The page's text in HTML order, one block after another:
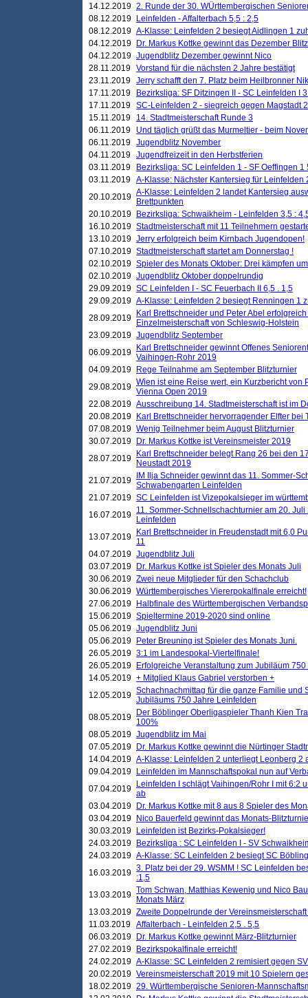
14.12.2019 2. Runde der 30. WÜrttembergischen
08.12.2019
Leinfelden - Affalterbach 5,5 : 2,5
08.12.2019 A-Klasse: Leinfelden 2 besiegt Aidlingen 1
04.12.2019
Dr. Markus Kottke gewinnt das Dezember
04.12.2019 Jugendblitz Dezember gewinnt Nico
28.11.2019 Vorstand für die nächsten 2 Jahre bestätigt
23.11.2019 Jerry schafft den 7. Platz beim Heilbronner
17.11.2019
Bezirksliga: SF Ditzingen II - SC Leinfelden I
17.11.2019 SC-Leinfelden 2 - siegreich gegen Magstadt 2
15.11.2019
14. Stadtmeisterschaft Runde 3
06.11.2019
Und täglich grüßt das Murmeltier - beim
06.11.2019 Jugendblitz November
04.11.2019 Jugendfreizeit in den Herbstferien
03.11.2019
Bezirksliga: SC Leinfelden 1 - SF Oeffingen 1
03.11.2019 A-Klasse: Nächster Kantersieg für Leinfelden
20.10.2019 A-Klasse: Leinfelden 2 landet Kantersieg
Brettpunkten
20.10.2019
Bezirksliga: Schwaikheim - Leinfelden 3,5 :
16.10.2019 Stadtmeisterschaft mit 11 Teilnehmern
13.10.2019 Jerry erfolgreich beim Kirnbach Jugendopen!
07.10.2019 Stadtmeisterschaft startet am Donnerstag !
02.10.2019 Spieler des Monats Oktober: Drei kämpfen
02.10.2019 Jugendblitz Oktober doppelrundig
29.09.2019 SC Leinfelden I - SC Feuerbach II 6,5 . 1,5
29.09.2019 A-Klasse: Leinfelden 2 besiegt Renningen 1
28.09.2019
Karl Brettschneider und Peter Abel
Einzelmeisterschaft von Schleswig-Holstein
23.09.2019 Jugendblitz September
06.09.2019
Karl Brettschneider gewinnt Offenes
Vaihingen-Rohr 2019
04.09.2019
Rege Teilnahme am September Blitzturnier
29.08.2019 Wien ist eine Reise wert, ein Kurzbericht von
Vienna Open 2019
22.08.2019 Ausschreibung 14. Stadtmeisterschaft ist im
20.08.2019
Karl Brettschneider hervorragender Elfter bei
07.08.2019 Wenig Teilnehmer beim August Blitzturnier
30.07.2019
Dr. Markus Kottke ist Vereinsmeister 2019
28.07.2019
Karl Brettschneider belegt Rang 26 bei den
Neustadt 2019
21.07.2019
IM Ilja Schneider gewinnt das 11. Sommer-
Schwabengarten Leinfelden
21.07.2019 SC Leinfelden ist Vizepokalsieger im
16.07.2019 11. Sommer-Schnellschachturnier am 20.
Leinfelden
13.07.2019
Karl Brettschneider in Freudenstadt mit 6,0
11
04.07.2019 Jugendblitz Juli
03.07.2019
Dr. Markus Kottke ist Spieler des Monats Juli
30.06.2019 Zwei neue Mitglieder für den Schachclub
30.06.2019 Württembergisches Viererpokalfinale erreicht!
27.06.2019
Halbfinale des Württembergischen
15.06.2019 Spieltermine 2019-2020 sind online
05.06.2019 Jugendblitz Juni
05.06.2019
Peter Breuning ist Spieler des Monats Juni.
26.05.2019 3:1 im Landespokal-Viertelfinale!
26.05.2019
Erfolgreiche Veranstaltung zum Jubiläum
14.05.2019 + Mitglied Klaus Gabriel verstorben +
12.05.2019 Schachnachmittag für die ganze Familie und
Jubiläums 750 Jahre Leinfelden
08.05.2019
Der Böblinger Oberligaspieler Thanh Kien
100%
08.05.2019 Jugendblitz im Mai
07.05.2019
Dr. Markus Kottke gewinnt die Nürtinger
14.04.2019 A-Klasse: Leinfelden 2 unterliegt Leonberg 2
09.04.2019
Leinfelden im Mannschaftspokal nun auf
07.04.2019
Leinfelden I schlägt Vaihingen/Rohr I mit 6:2
ab
03.04.2019
Dr. Markus Kottke mit 8 aus 8 Spieler des
03.04.2019
Nico Bauerfeld gewinnt das Monats-
30.03.2019
Leinfelden ist Bezirks-Pokalsieger!
24.03.2019
Bezirksliga : SC Leinfelden I - SV
24.03.2019 A-Klasse: SC Leinfelden 2 besiegt SC
16.03.2019 3. Platz bei der 29. WSMM ! SC Leinfelden
:1,5
13.03.2019 Tom Schwan, Matthias Kewenig und Nico
Monats März
13.03.2019 Zweite Doppelrunde der
11.03.2019 Affalterbach - Leinfelden 2,5 . 5,5
06.03.2019
Dr. Markus Kottke gewinnt März-Blitzturnier
27.02.2019
Bezirkspokalfinale erreicht!
24.02.2019 A-Klasse: SC Leinfelden 2 remisiert gegen
20.02.2019 Vereinsmeisterschaft 2019 mit 10 Spielern
18.02.2019 29. Württembergische Senioren-